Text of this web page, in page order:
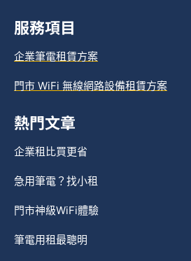
服務項目
企業筆電租賃方案
門市 WiFi 無線網路設備租賃方案
熱門文章
企業租比買更省
急用筆電？找小租
門市神級WiFi體驗
筆電用租最聰明